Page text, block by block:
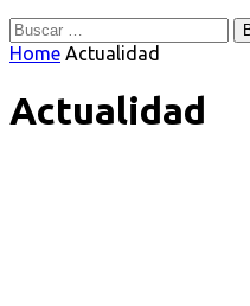
Buscar:
Home Actualidad
Actualidad